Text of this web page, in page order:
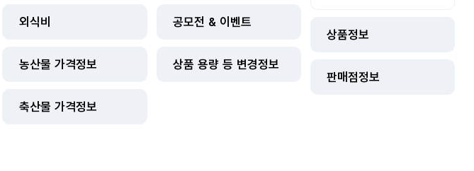
외식비
농산물 가격정보
축산물 가격정보
공모전 & 이벤트
상품 용량 등 변경정보
상품정보
판매점정보